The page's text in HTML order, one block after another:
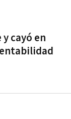
cayó en